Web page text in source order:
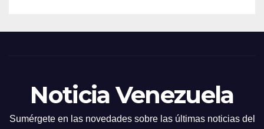
Noticia Venezuela
Sumérgete en las novedades sobre las últimas noticias del